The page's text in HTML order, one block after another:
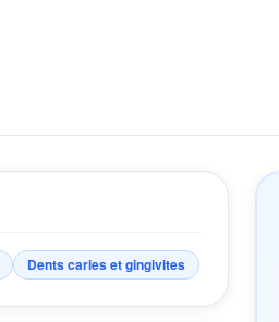
Dents caries et gingivites